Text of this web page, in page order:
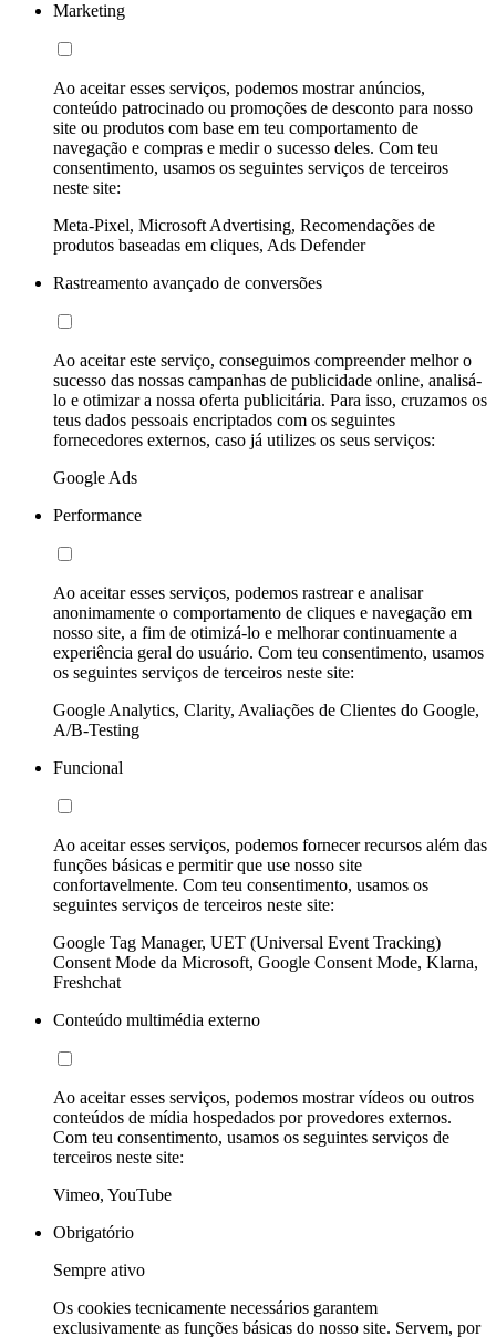
Marketing
Ao aceitar esses serviços, podemos mostrar anúncios,
conteúdo patrocinado ou promoções de desconto para nosso
site ou produtos com base em teu comportamento de
navegação e compras e medir o sucesso deles. Com teu
consentimento, usamos os seguintes serviços de terceiros
neste site:
Meta-Pixel, Microsoft Advertising, Recomendações de
produtos baseadas em cliques, Ads Defender
Rastreamento avançado de conversões
Ao aceitar este serviço, conseguimos compreender melhor o
sucesso das nossas campanhas de publicidade online, analisá-
lo e otimizar a nossa oferta publicitária. Para isso, cruzamos os
teus dados pessoais encriptados com os seguintes
fornecedores externos, caso já utilizes os seus serviços:
Google Ads
Performance
Ao aceitar esses serviços, podemos rastrear e analisar
anonimamente o comportamento de cliques e navegação em
nosso site, a fim de otimizá-lo e melhorar continuamente a
experiência geral do usuário. Com teu consentimento, usamos
os seguintes serviços de terceiros neste site:
Google Analytics, Clarity, Avaliações de Clientes do Google,
A/B-Testing
Funcional
Ao aceitar esses serviços, podemos fornecer recursos além das
funções básicas e permitir que use nosso site
confortavelmente. Com teu consentimento, usamos os
seguintes serviços de terceiros neste site:
Google Tag Manager, UET (Universal Event Tracking)
Consent Mode da Microsoft, Google Consent Mode, Klarna,
Freshchat
Conteúdo multimédia externo
Ao aceitar esses serviços, podemos mostrar vídeos ou outros
conteúdos de mídia hospedados por provedores externos.
Com teu consentimento, usamos os seguintes serviços de
terceiros neste site:
Vimeo, YouTube
Obrigatório
Sempre ativo
Os cookies tecnicamente necessários garantem
exclusivamente as funções básicas do nosso site. Servem, por